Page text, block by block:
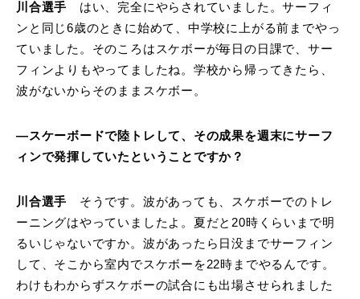
川合選手 はい、完全にやらされていました。サーフィ
ンと同じ6歳のときに始めて、中学校に上がる前までやっ
ていました。そのころはスケボーが毎日の日課で、サー
フィンよりもやってましたね。学校から帰ってきたら、
波がないからそのままスケボー。
―スケーボードで陸トレして、その成果を週末にサーフ
ィンで発揮していたということですか？
川合選手 そうです。波があっても、スケボーでのトレ
ーニングはやっていましたよ。夏だと20時くらいまで明
るいじゃないですか。波があったら日没までサーフィン
して、そこから室内でスケボーを22時までやるんです。
わけもわからずスケボーの試合にも出場させられました